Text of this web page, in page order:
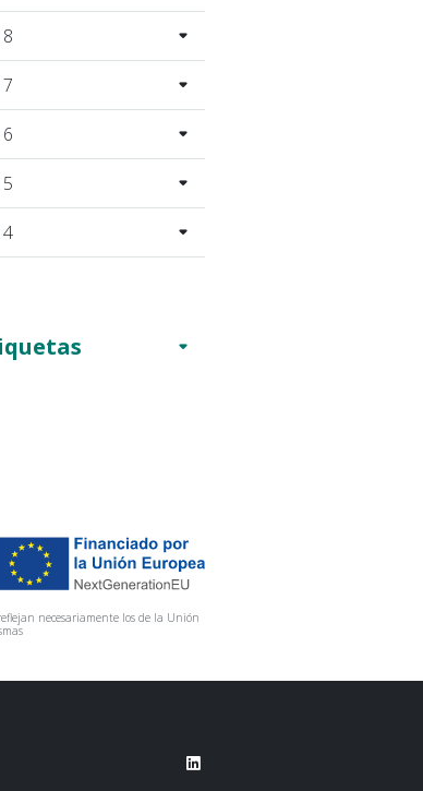
necesariamente los de la Unión